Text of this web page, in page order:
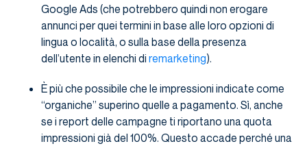
Google Ads (che potrebbero quindi non erogare
annunci per quei termini in base alle loro opzioni di
lingua o località, o sulla base della presenza
dell’utente in elenchi di remarketing).
È più che possibile che le impressioni indicate come
“organiche” superino quelle a pagamento. Sì, anche
se i report delle campagne ti riportano una quota
impressioni già del 100%. Questo accade perché una